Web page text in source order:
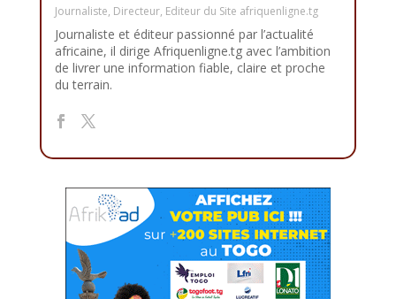
Journaliste, Directeur, Editeur du Site afriquenligne.tg
Journaliste et éditeur passionné par l’actualité
africaine, il dirige Afriquenligne.tg avec l’ambition
de livrer une information fiable, claire et proche
du terrain.